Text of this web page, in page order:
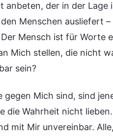
anbeten, der in der Lage
Menschen ausliefert
Mensch ist für Worte
Mich stellen, die nicht
sein?
gegen Mich sind, sind
die Wahrheit nicht
mit Mir unvereinbar.